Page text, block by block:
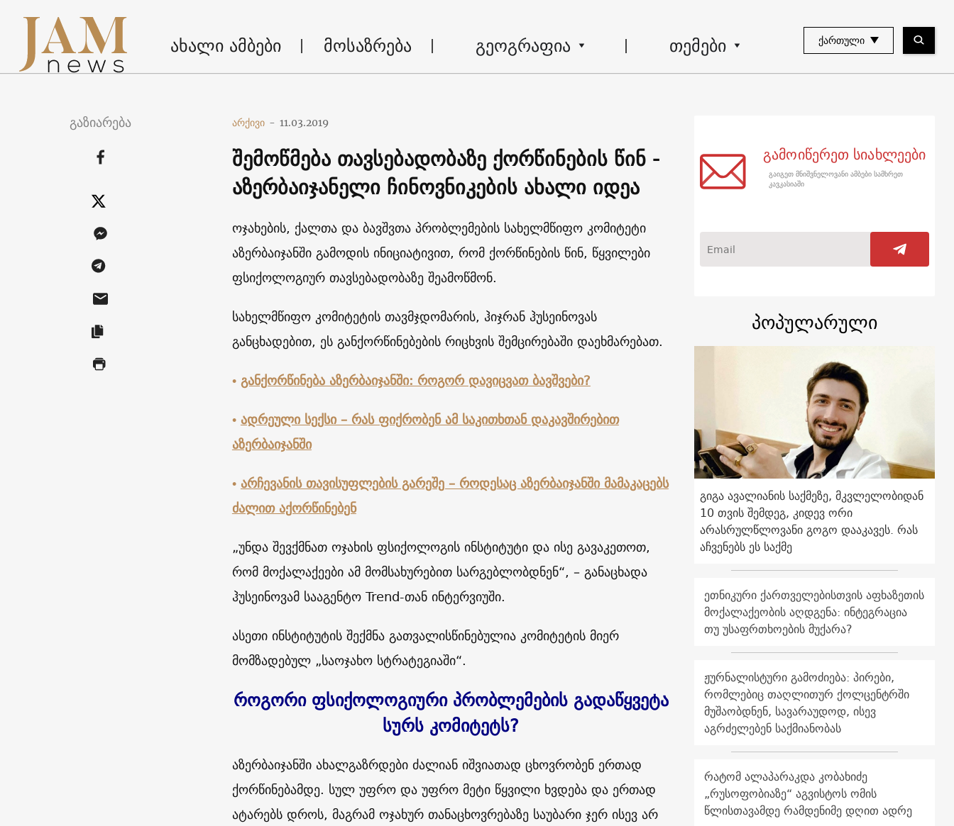
ახალი ამბები მოსაზრება გეოგრაფია თემები ᲥᲐᲠᲗᲣᲚᲘ
გაზიარება არქივი - 11.03.2019
შემოწმება თავსებადობაზე ქორწინების წინ -
აზერბაიჯანელი ჩინოვნიკების ახალი იდეა
ოჯახების, ქალთა და ბავშვთა პრობლემების სახელმწიფო კომიტეტი
აზერბაიჯანში გამოდის ინიციატივით, რომ ქორწინების წინ, წყვილები
ფსიქოლოგიურ თავსებადობაზე შეამოწმონ.
სახელმწიფო კომიტეტის თავმჯდომარის, ჰიჯრან ჰუსეინოვას
განცხადებით, ეს განქორწინებების რიცხვის შემცირებაში დაეხმარებათ.
•განქორწინება აზერბაიჯანში: როგორ დავიცვათ ბავშვები?
•ადრეული სექსი – რას ფიქრობენ ამ საკითხთან დაკავშირებით
აზერბაიჯანში
•არჩევანის თავისუფლების გარეშე – როდესაც აზერბაიჯანში მამაკაცებს
ძალით აქორწინებენ
„უნდა შევქმნათ ოჯახის ფსიქოლოგის ინსტიტუტი და ისე გავაკეთოთ,
რომ მოქალაქეები ამ მომსახურებით სარგებლობდნენ“, – განაცხადა
ჰუსეინოვამ სააგენტო Trend-თან ინტერვიუში.
ასეთი ინსტიტუტის შექმნა გათვალისწინებულია კომიტეტის მიერ
მომზადებულ „საოჯახო სტრატეგიაში“.
როგორი ფსიქოლოგიური პრობლემების გადაწყვეტა
სურს კომიტეტს?
აზერბაიჯანში ახალგაზრდები ძალიან იშვიათად ცხოვრობენ ერთად
ქორწინებამდე. სულ უფრო და უფრო მეტი წყვილი ხვდება და ერთად
ატარებს დროს, მაგრამ ოჯახურ თანაცხოვრებაზე საუბარი ჯერ ისევ არ
გამოიწერეთ სიახლეები
გაიგეთ მნიშვნელოვანი ამბები სამხრეთ
კავკასიაში
პოპულარული
გიგა ავალიანის საქმეზე, მკვლელობიდან
10 თვის შემდეგ, კიდევ ორი
არასრულწლოვანი გოგო დააკავეს. რას
აჩვენებს ეს საქმე
ეთნიკური ქართველებისთვის აფხაზეთის
მოქალაქეობის აღდგენა: ინტეგრაცია
თუ უსაფრთხოების მუქარა?
ჟურნალისტური გამოძიება: პირები,
რომლებიც თაღლითურ ქოლცენტრში
მუშაობდნენ, სავარაუდოდ, ისევ
აგრძელებენ საქმიანობას
რატომ ალაპარაკდა კობახიძე
„რუსოფობიაზე“ აგვისტოს ომის
წლისთავამდე რამდენიმე დღით ადრე